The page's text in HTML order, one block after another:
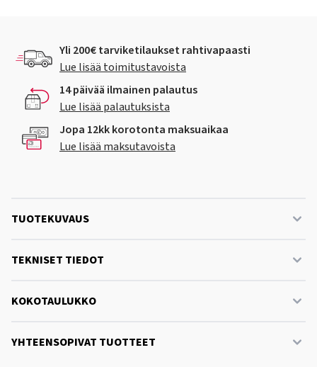
Yli 200€ tarviketilaukset rahtivapaasti
Lue lisää toimitustavoista
14 päivää ilmainen palautus
Lue lisää palautuksista
Jopa 12kk korotonta maksuaikaa
Lue lisää maksutavoista
TUOTEKUVAUS
TEKNISET TIEDOT
KOKOTAULUKKO
YHTEENSOPIVAT TUOTTEET